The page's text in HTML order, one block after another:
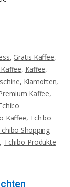
, Gratis Kaffee,
, Kaffee,
, Klamotten,
Kaffee,
Kaffee, Tchibo
Shopping
, Tchibo-Produkte